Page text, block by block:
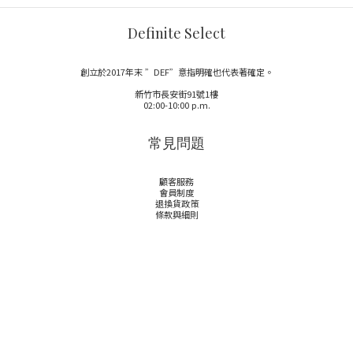
Definite Select
創立於2017年末 ”DEF”意指明確也代表著確定。
新竹市長安街91號1樓
02:00-10:00 p.m.
常見問題
顧客服務
會員制度
退換貨政策
條款與細則